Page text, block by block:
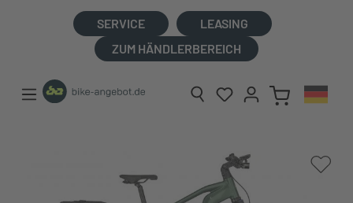
SERVICE
LEASING
ZUM HÄNDLERBEREICH